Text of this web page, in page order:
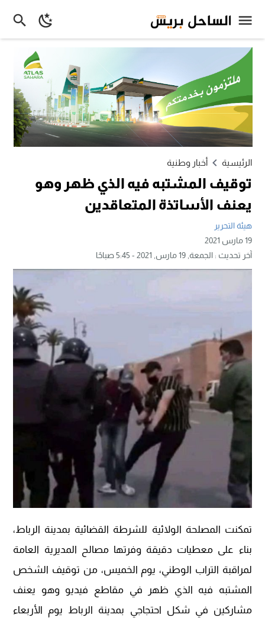
الرئيسية أخبار وطنية
توقيف المشتبه فيه الذي ظهر وهو
يعنف الأساتذة المتعاقدين
هيئة التحرير
19 مارس 2021
آخر تحديث :الجمعة, 19 مارس, 2021 - 5:45 صباحًا
تمكنت المصلحة الولائية للشرطة القضائية بمدينة الرباط،
بناء على معطيات دقيقة وفرتها مصالح المديرية العامة
لمراقبة التراب الوطني، يوم الخميس، من توقيف الشخص
المشتبه فيه الذي ظهر في مقاطع فيديو وهو يعنف
مشاركين في شكل احتجاجي بمدينة الرباط يوم الأربعاء